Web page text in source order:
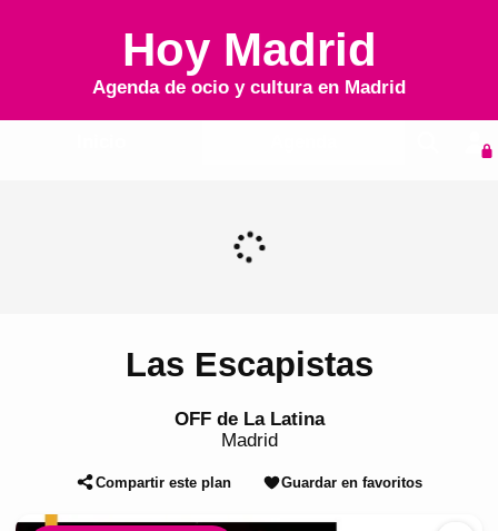
Hoy Madrid
Agenda de ocio y cultura en Madrid
Las Escapistas
OFF de La Latina
Madrid
Compartir este plan Guardar en favoritos